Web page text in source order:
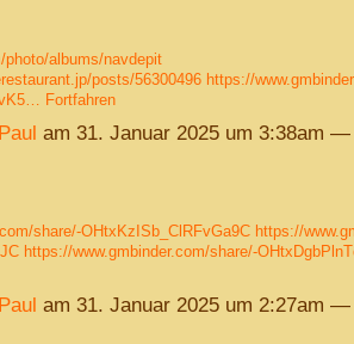
albums/navdepit
posts/56300496 https://
Fortfahren
Paul am 31. Januar 2025 um 3:38am —
share/-OHtxKzISb_ClRFvGa9C https://
https://www.gmbinder.com/share/-
Paul am 31. Januar 2025 um 2:27am —